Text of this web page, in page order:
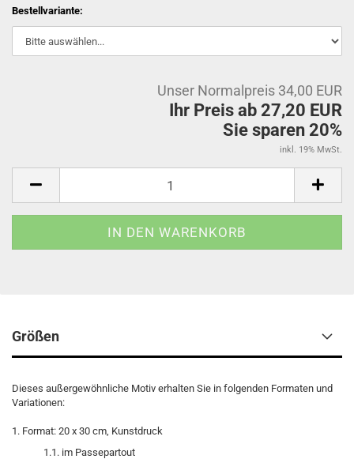
Bestellvariante:
Unser Normalpreis 34,00 EUR
Ihr Preis ab 27,20 EUR
Sie sparen 20%
inkl. 19% MwSt.
Größen
Dieses außergewöhnliche Motiv erhalten Sie in folgenden Formaten und
Variationen:
1. Format: 20 x 30 cm, Kunstdruck
1.1. im Passepartout